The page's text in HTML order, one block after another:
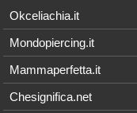
Okceliachia.it
Mondopiercing.it
Mammaperfetta.it
Chesignifica.net